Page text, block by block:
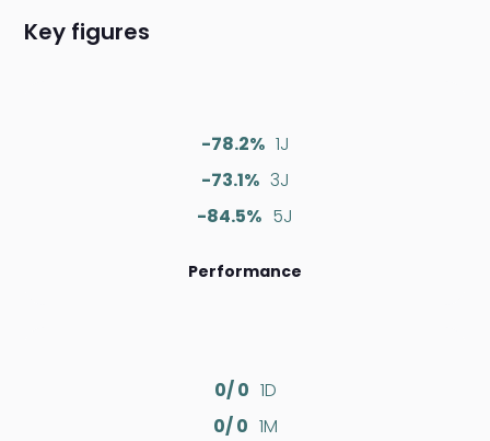
Key figures
-78.2% 1J
-73.1% 3J
-84.5% 5J
Performance
0/ 0 1D
0/ 0 1M